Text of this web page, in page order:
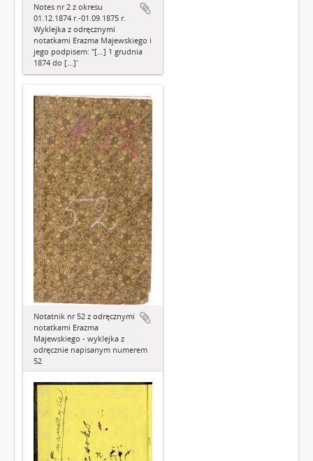
Notes nr 2 z okresu
01.12.1874 r.-01.09.1875 r.
Wyklejka z odręcznymi
notatkami Erazma Majewskiego i
jego podpisem: "[…] 1 grudnia
1874 do […]'
Notatnik nr 52 z odręcznymi
notatkami Erazma
Majewskiego - wyklejka z
odręcznie napisanym numerem
52